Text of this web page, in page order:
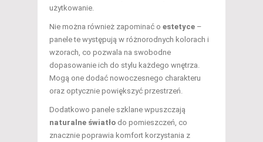
użytkowanie.
Nie można również zapominać o estetyce –
panele te występują w różnorodnych kolorach i
wzorach, co pozwala na swobodne
dopasowanie ich do stylu każdego wnętrza.
Mogą one dodać nowoczesnego charakteru
oraz optycznie powiększyć przestrzeń.
Dodatkowo panele szklane wpuszczają
naturalne światło do pomieszczeń, co
znacznie poprawia komfort korzystania z